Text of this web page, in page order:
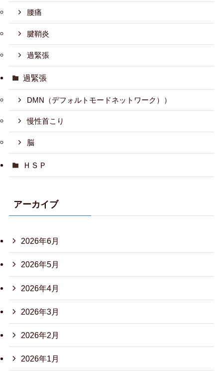
腰痛
腱鞘炎
過緊張
過緊張
DMN（デフォルトモードネットワーク））
慢性首こり
脳
ＨＳＰ
アーカイブ
2026年6月
2026年5月
2026年4月
2026年3月
2026年2月
2026年1月